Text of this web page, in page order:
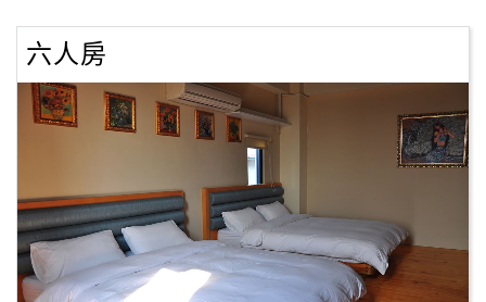
旅
卡
訂
房
請
款
收
據
六人房